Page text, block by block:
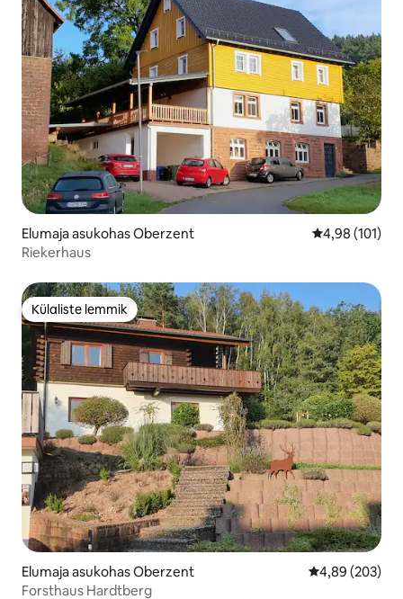
Elumaja asukohas Oberzent Keskmine
4,98 (101)
Riekerhaus
Külaliste lemmik
Külaliste lemmik
Elumaja asukohas Oberzent Keskmine
4,89 (203)
Forsthaus Hardtberg